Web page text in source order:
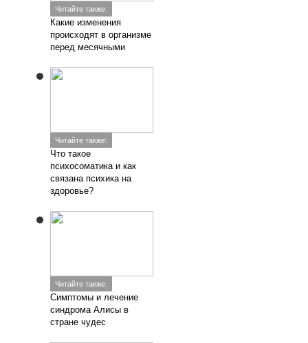
Читайте также:
Какие изменения
происходят в организме
перед месячными
Читайте также:
Что такое
психосоматика и как
связана психика на
здоровье?
Читайте также:
Симптомы и лечение
синдрома Алисы в
стране чудес